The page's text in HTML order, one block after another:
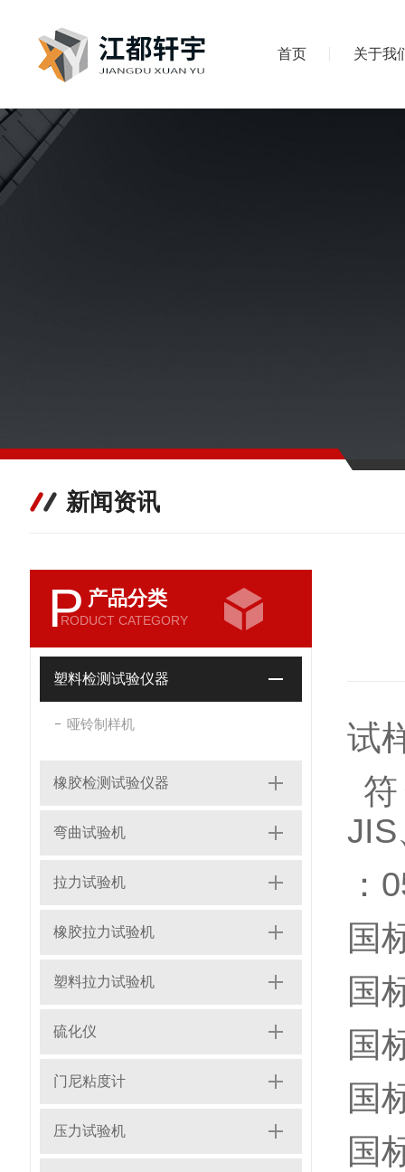
首页 关于我
新闻资讯
P 产品分类
RODUCT CATEGORY
塑料检测试验仪器
哑铃制样机
橡胶检测试验仪器
弯曲试验机
拉力试验机
橡胶拉力试验机
塑料拉力试验机
硫化仪
门尼粘度计
压力试验机
试
：
国
国
国
国
国